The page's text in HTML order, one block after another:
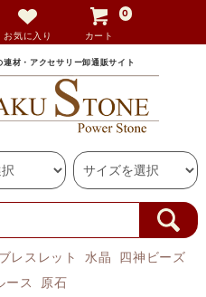
お気に入り カート
0
材・アクセサリー卸通販サイト
ブレスレット 水晶
四神ビーズ
ース 原石